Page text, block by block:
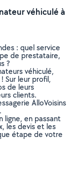
véhiculé à
: quel service
de prestataire,
?
véhiculé,
Sur leur profil,
de leurs
clients.
AlloVoisins
ligne, en passant
les devis et les
étape de votre